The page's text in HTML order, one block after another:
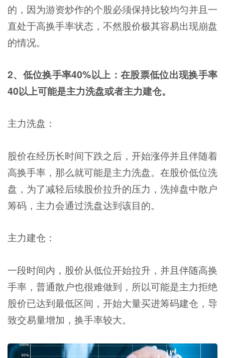
的，因为游资炒作的个股必须保持比较均匀并且一
直处于高换手率状态，不然股价极其容易出现崩盘
的情况。
2、低位换手率40%以上：在股票低位出现换手率
40以上可能是主力洗盘或者主力建仓。
主力洗盘：
股价在经历长时间下跌之后，开始涨停并且伴随着
高换手率，那么就可能是主力洗盘。在股价低位洗
盘，为了减轻后续股价拉升的压力，洗掉盘中散户
筹码，主力会通过洗盘达到该目的。
主力建仓：
一段时间内，股价从低位开始拉升，并且伴随高换
手率，普通散户也很难做到，所以可能是主力拒绝
股价已达到最低区间，开始大量买进筹码建仓，导
致交易量增加，换手率较大。